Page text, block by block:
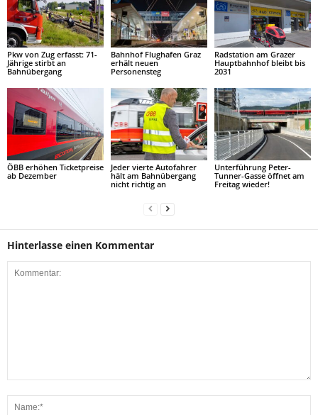
Pkw von Zug erfasst: 71-
Jährige stirbt an
Bahnübergang
Bahnhof Flughafen Graz
erhält neuen
Personensteg
Radstation am Grazer
Hauptbahnhof bleibt bis
2031
ÖBB erhöhen Ticketpreise
ab Dezember
Jeder vierte Autofahrer
hält am Bahnübergang
nicht richtig an
Unterführung Peter-
Tunner-Gasse öffnet am
Freitag wieder!
Hinterlasse einen Kommentar